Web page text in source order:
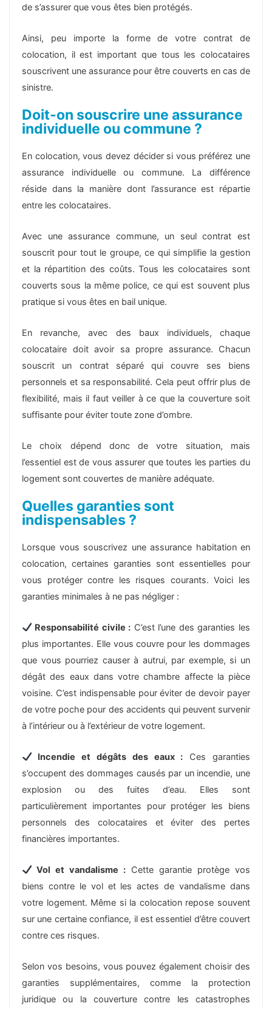
de s’assurer que vous êtes bien protégés.
Ainsi, peu importe la forme de votre contrat de
colocation, il est important que tous les colocataires
souscrivent une assurance pour être couverts en cas de
sinistre.
Doit-on souscrire une assurance
individuelle ou commune ?
En colocation, vous devez décider si vous préférez une
assurance individuelle ou commune. La différence
réside dans la manière dont l’assurance est répartie
entre les colocataires.
Avec une assurance commune, un seul contrat est
souscrit pour tout le groupe, ce qui simplifie la gestion
et la répartition des coûts. Tous les colocataires sont
couverts sous la même police, ce qui est souvent plus
pratique si vous êtes en bail unique.
En revanche, avec des baux individuels, chaque
colocataire doit avoir sa propre assurance. Chacun
souscrit un contrat séparé qui couvre ses biens
personnels et sa responsabilité. Cela peut offrir plus de
flexibilité, mais il faut veiller à ce que la couverture soit
suffisante pour éviter toute zone d’ombre.
Le choix dépend donc de votre situation, mais
l’essentiel est de vous assurer que toutes les parties du
logement sont couvertes de manière adéquate.
Quelles garanties sont
indispensables ?
Lorsque vous souscrivez une assurance habitation en
colocation, certaines garanties sont essentielles pour
vous protéger contre les risques courants. Voici les
garanties minimales à ne pas négliger :
Responsabilité civile : C’est l’une des garanties les
plus importantes. Elle vous couvre pour les dommages
que vous pourriez causer à autrui, par exemple, si un
dégât des eaux dans votre chambre affecte la pièce
voisine. C’est indispensable pour éviter de devoir payer
de votre poche pour des accidents qui peuvent survenir
à l’intérieur ou à l’extérieur de votre logement.
Incendie et dégâts des eaux : Ces garanties
s’occupent des dommages causés par un incendie, une
explosion ou des fuites d’eau. Elles sont
particulièrement importantes pour protéger les biens
personnels des colocataires et éviter des pertes
financières importantes.
Vol et vandalisme : Cette garantie protège vos
biens contre le vol et les actes de vandalisme dans
votre logement. Même si la colocation repose souvent
sur une certaine confiance, il est essentiel d’être couvert
contre ces risques.
Selon vos besoins, vous pouvez également choisir des
garanties supplémentaires, comme la protection
juridique ou la couverture contre les catastrophes